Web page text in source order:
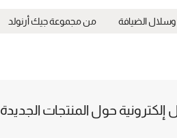
الضيافة من مجموعة جيك أرنولد
حول المنتجات الجديدة